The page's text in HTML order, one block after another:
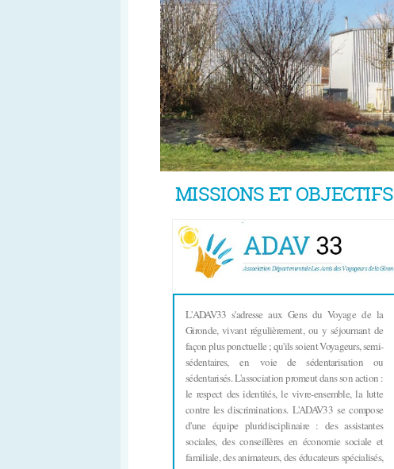
MISSIONS ET OBJECTIFS
L'ADAV33 s'adresse aux Gens du Voyage de la
Gironde, vivant régulièrement, ou y séjournant de
façon plus ponctuelle ; qu'ils soient Voyageurs, semi-
sédentaires,en voie de sédentarisation ou
sédentarisés. L'association promeut dans son action :
le respect des identités, le vivre-ensemble, la lutte
contre les discriminations. L'ADAV33 se compose
d'une équipe pluridisciplinaire : des assistantes
sociales, des conseillères en économie sociale et
familiale, des animateurs, des éducateurs spécialisés,